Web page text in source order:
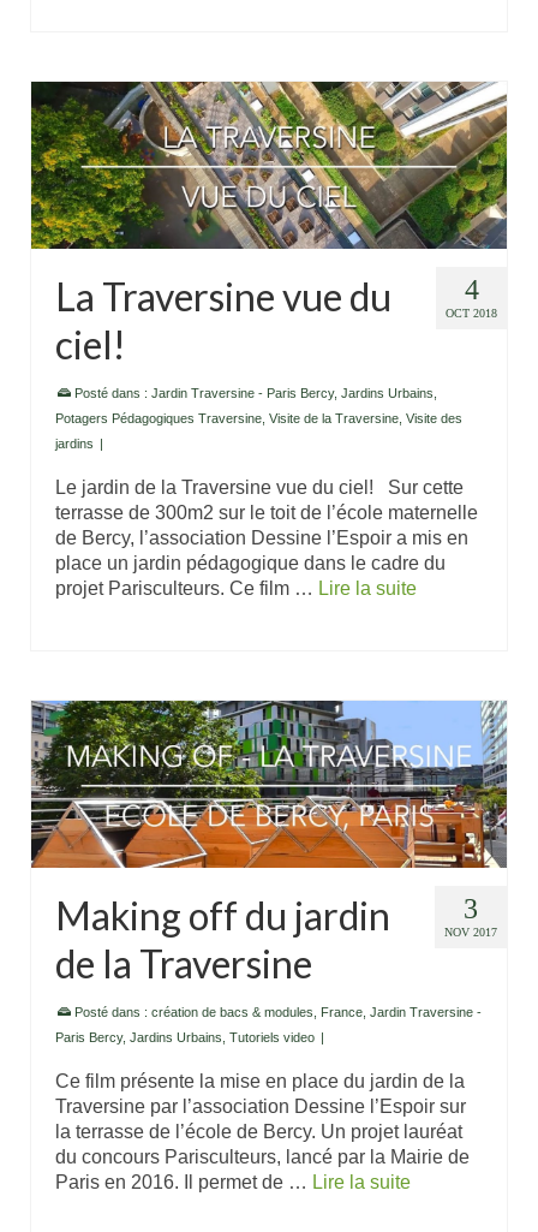
4
OCT 2018
La Traversine vue du
ciel!
Posté dans : Jardin Traversine - Paris Bercy, Jardins Urbains
Potagers Pédagogiques Traversine Visite de la Traversine Visite des
jardins |
Le jardin de la Traversine vue du ciel! Sur cette
terrasse de 300m2 sur le toit de l’école maternelle
de Bercy, l’association Dessine l’Espoir a mis en
place un jardin pédagogique dans le cadre du
projet Parisculteurs. Ce film … Lire la suite
3
NOV 2017
Making off du jardin
de la Traversine
Posté dans : création de bacs & modules France Jardin Traversine -
Paris Bercy, Jardins Urbains Tutoriels video |
Ce film présente la mise en place du jardin de la
Traversine par l’association Dessine l’Espoir sur
la terrasse de l’école de Bercy. Un projet lauréat
du concours Parisculteurs, lancé par la Mairie de
Paris en 2016. Il permet de … Lire la suite